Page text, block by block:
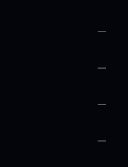
—
—
—
—